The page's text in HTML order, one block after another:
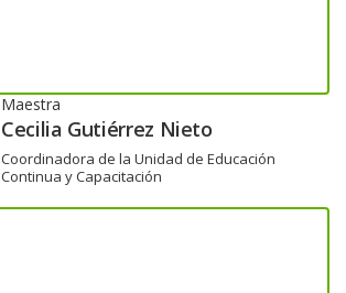
Maestra
Cecilia Gutiérrez Nieto
Coordinadora de la Unidad de Educación
Continua y Capacitación